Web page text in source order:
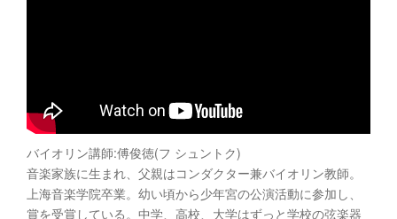
バイオリン講師:傅俊徳(フ シュントク)
音楽家族に生まれ、父親はコンダクター兼バイオリン教師。
上海音楽学院卒業。幼い頃から少年宮の公演活動に参加し、
賞を受賞している。中学、高校、大学はずっと学校の弦楽器